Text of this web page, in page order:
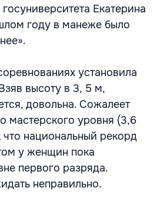
Екатерина
году в манеже было
установила
высоту в 3, 5 м,
довольна. Сожалеет
мастерского уровня (3,6
что национальный рекорд
у женщин пока
первого разряда.
неправильно.